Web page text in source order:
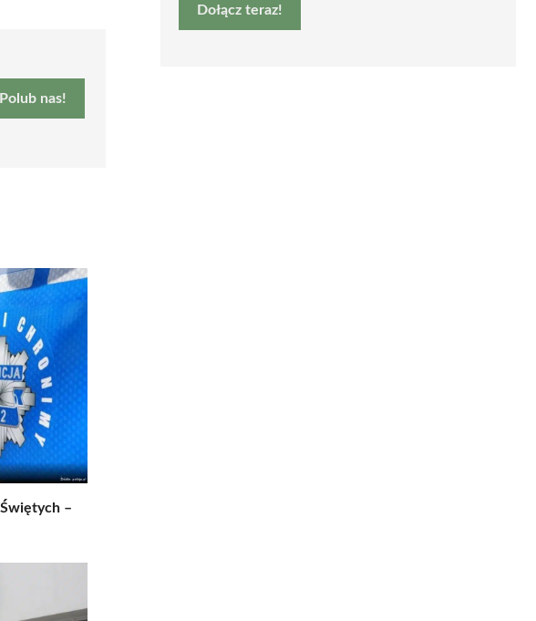
Polub nas!
–
Dołącz teraz!